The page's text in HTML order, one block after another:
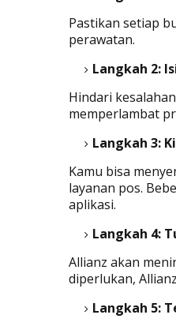
Pastikan setiap
perawatan.
Langkah 2:
Hindari
memperlambat
Langkah 3:
Kamu bisa
layanan pos.
aplikasi.
Langkah 4:
Allianz akan
diperlukan,
Langkah 5: